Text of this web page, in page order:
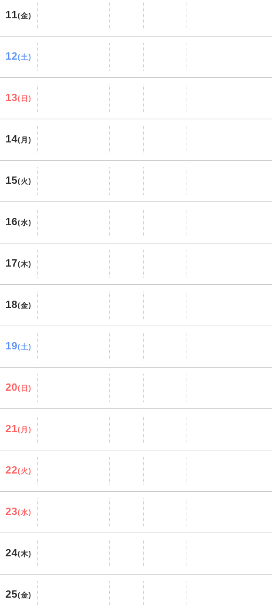
11(金)
12(土)
13(日)
14(月)
15(火)
16(水)
17(木)
18(金)
19(土)
20(日)
21(月)
22(火)
23(水)
24(木)
25(金)